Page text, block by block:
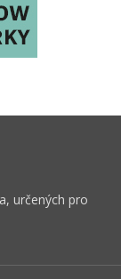
určených pro